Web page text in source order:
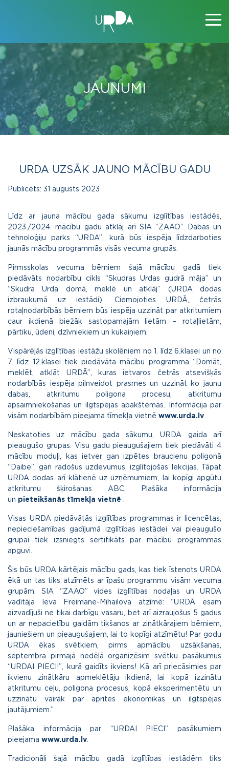
JAUNUMI
URDA UZSĀK JAUNO MĀCĪBU GADU
Publicēts: 31 augusts 2023
Līdz ar jauna mācību gada sākumu izglītības iestādēs,
2023./2024. mācību gadu atklāj arī SIA “ZAAO” Dabas un
tehnoloģiju parks “URDA”, kurā būs iespēja līdzdarboties
jaunās mācību programmās visās vecuma grupās.
Pirmsskolas vecuma bērniem šajā mācību gadā tiek
piedāvāts nodarbību cikls “Skudras Urdas gudrā māja” un
“Skudra Urda domā, meklē un atklāj” (URDA dodas
izbraukumā uz iestādi). Ciemojoties URDĀ, četrās
rotaļnodarbībās bērniem būs iespēja uzzināt par atkritumiem
caur ikdienā biežāk sastopamajām lietām – rotaļlietām,
pārtiku, ūdeni, dzīvniekiem un kukaiņiem.
Vispārējās izglītības iestāžu skolēniem no 1. līdz 6.klasei un no
7. līdz 12.klasei tiek piedāvāta mācību programma “Domāt,
meklēt, atklāt URDĀ”, kuras ietvaros četrās atsevišķās
nodarbībās iespēja pilnveidot prasmes un uzzināt ko jaunu
dabas, atkritumu poligona procesu, atkritumu
apsaimniekošanas un ilgtspējas apakštēmās. Informācija par
visām nodarbībām pieejama tīmekļa vietnē www.urda.lv
Neskatoties uz mācību gada sākumu, URDA gaida arī
pieaugušo grupas. Visu gadu pieaugušajiem tiek piedāvāti 4
mācību moduļi, kas ietver gan izpētes braucienu poligonā
“Daibe”, gan radošus uzdevumus, izglītojošas lekcijas. Tāpat
URDA dodas arī klātienē uz uzņēmumiem, lai kopīgi apgūtu
atkritumu šķirošanas ABC. Plašāka informācija
un pieteikšanās tīmekļa vietnē
Visas URDA piedāvātās izglītības programmas ir licencētas,
nepieciešamības gadījumā izglītības iestādei vai pieaugušo
grupai tiek izsniegts sertifikāts par mācību programmas
apguvi.
Šis būs URDA kārtējais mācību gads, kas tiek īstenots URDA
ēkā un tas tiks atzīmēts ar īpašu programmu visām vecuma
grupām. SIA “ZAAO” vides izglītības nodaļas un URDA
vadītāja Ieva Freimane-Mihailova atzīmē: “URDĀ esam
aizvadījuši ne tikai darbīgu vasaru, bet arī aizraujošus 5 gadus
un ar nepacietību gaidām tikšanos ar zinātkārajiem bērniem,
jauniešiem un pieaugušajiem, lai to kopīgi atzīmētu! Par godu
URDA ēkas svētkiem, pirms apmācību uzsākšanas,
septembra pirmajā nedēļā organizēsim svētku pasākumus
“URDAI PIECI!”, kurā gaidīts ikviens! Kā arī priecāsimies par
ikvienu zinātkāru apmeklētāju ikdienā, lai kopā izzinātu
atkritumu ceļu, poligona procesus, kopā eksperimentētu un
uzzinātu vairāk par aprites ekonomikas un ilgtspējas
jautājumiem.”
Plašāka informācija par “URDAI PIECI” pasākumiem
pieejama www.urda.lv
Tradicionāli šajā mācību gadā izglītības iestādēm tiks